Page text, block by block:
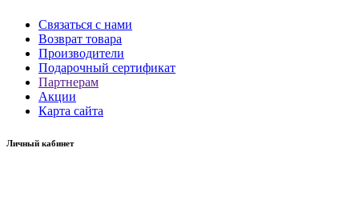
Связаться с нами
Возврат товара
Производители
Подарочный сертификат
Партнерам
Акции
Карта сайта
Личный кабинет